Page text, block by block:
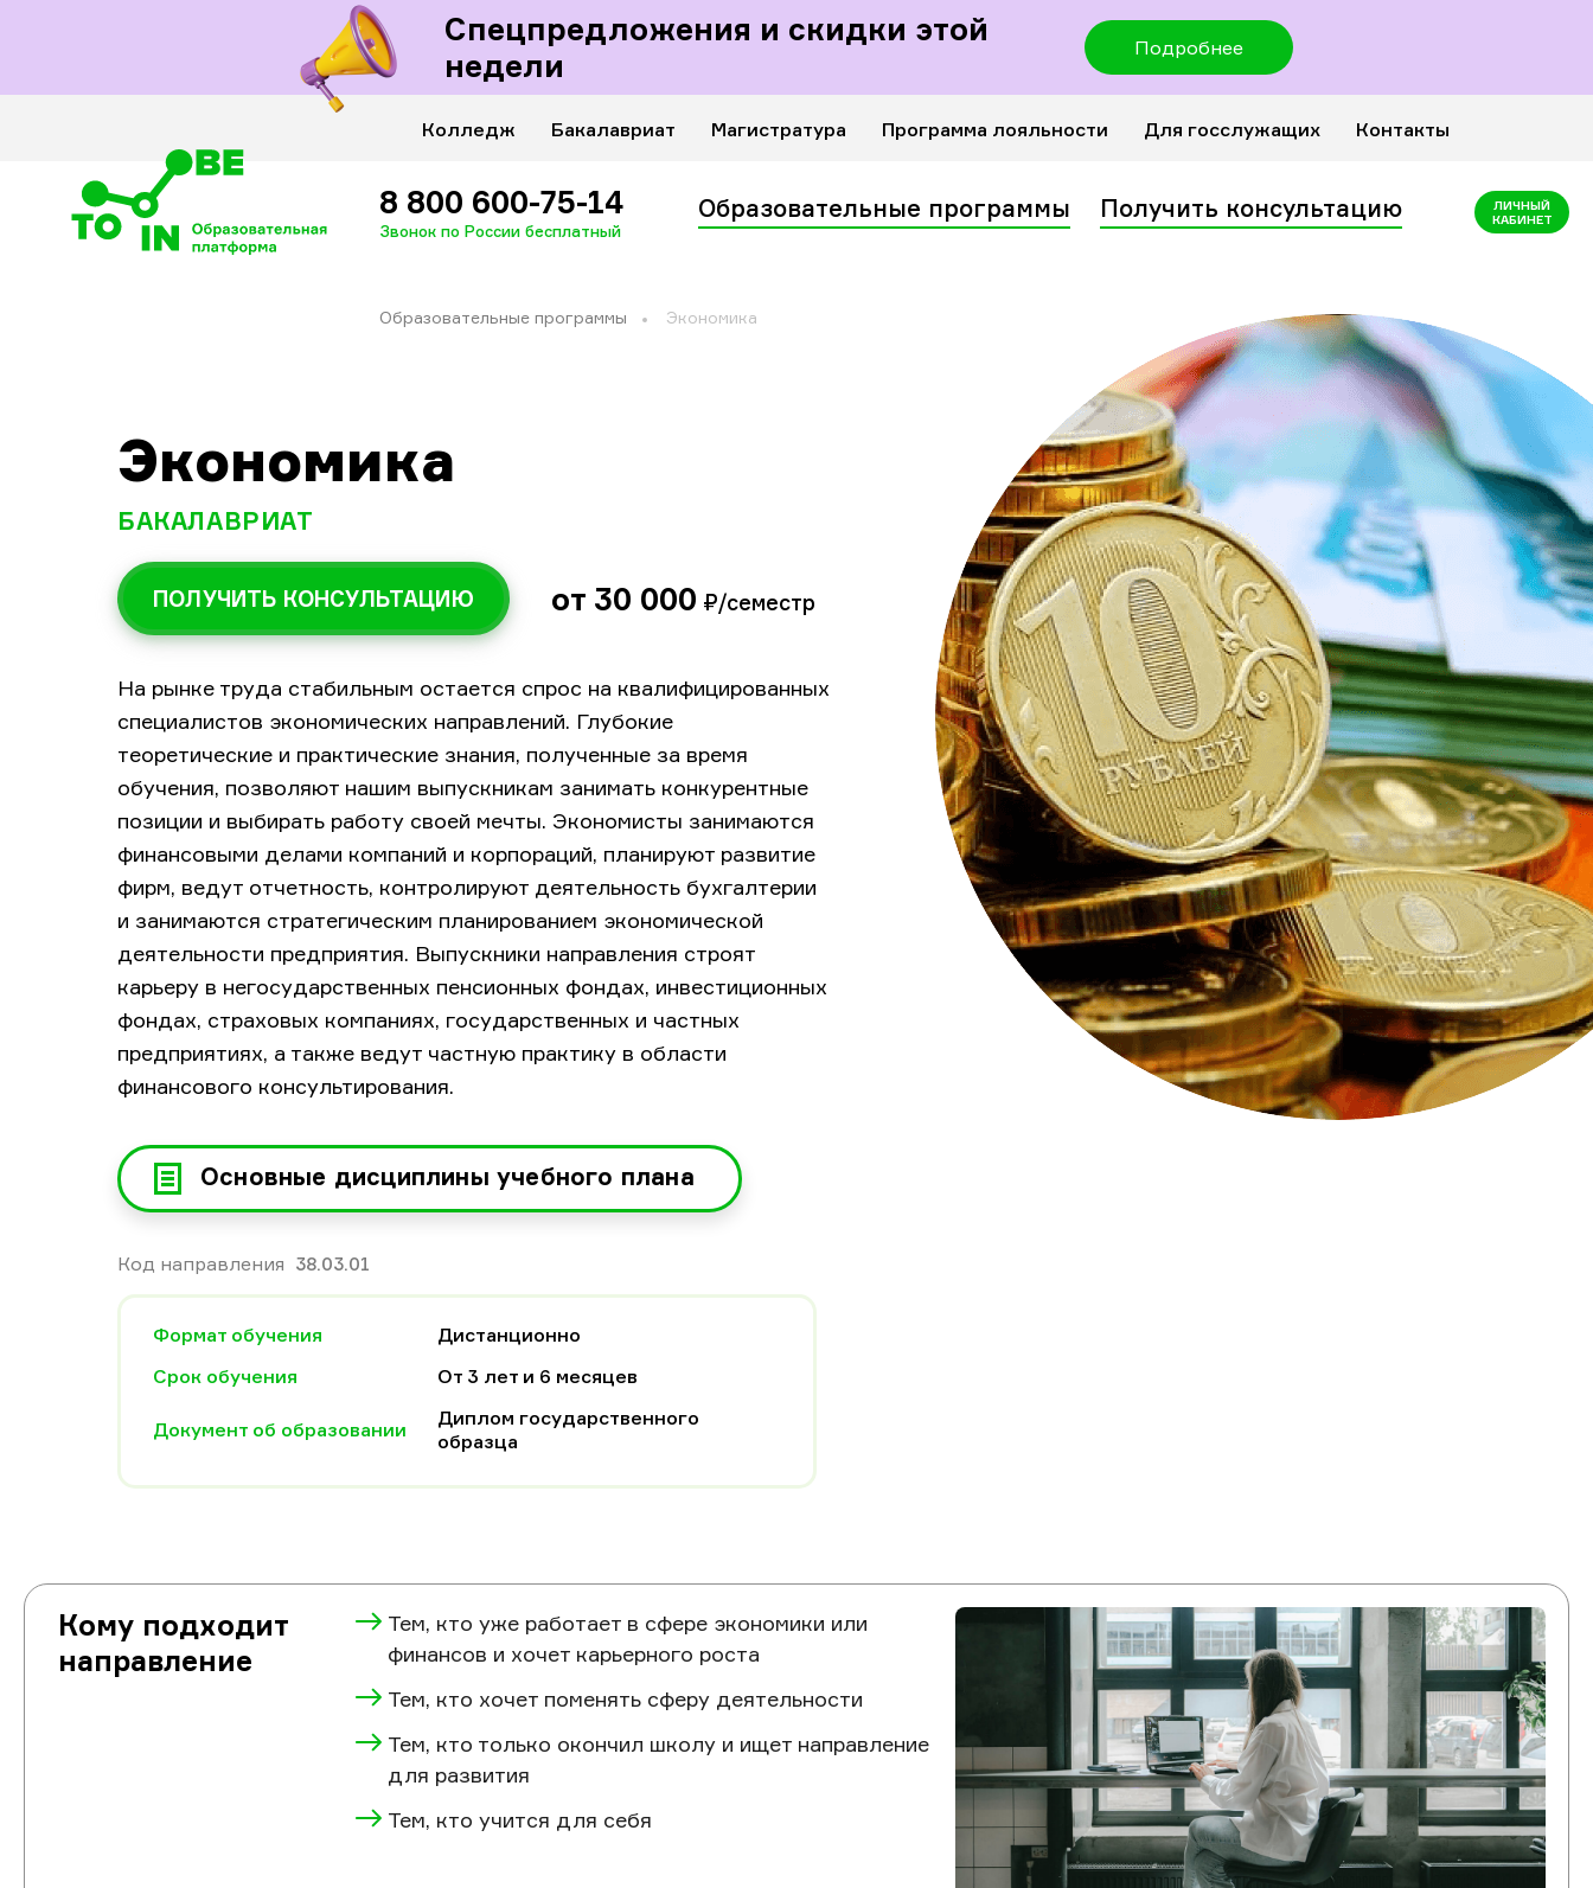
Спецпредложения и скидки этой
недели
Подробнее
Колледж Бакалавриат Магистратура Программа лояльности Для госслужащих Контакты
8 800 600-75-14
Звонок по России бесплатный
Образовательные программы Получить консультацию
ЛИЧНЫЙ
КАБИНЕТ
Для госслужащих
Личный кабинет
Образовательные программы Экономика
Экономика
БАКАЛАВРИАТ
ПОЛУЧИТЬ КОНСУЛЬТАЦИЮ от 30 000 ₽/семестр
На рынке труда стабильным остается спрос на квалифицированных
специалистов экономических направлений. Глубокие
теоретические и практические знания, полученные за время
обучения, позволяют нашим выпускникам занимать конкурентные
позиции и выбирать работу своей мечты. Экономисты занимаются
финансовыми делами компаний и корпораций, планируют развитие
фирм, ведут отчетность, контролируют деятельность бухгалтерии
и занимаются стратегическим планированием экономической
деятельности предприятия. Выпускники направления строят
карьеру в негосударственных пенсионных фондах, инвестиционных
фондах, страховых компаниях, государственных и частных
предприятиях, а также ведут частную практику в области
финансового консультирования.
Основные дисциплины учебного плана
Код направления 38.03.01
Формат обучения
Дистанционно
Срок обучения
От 3 лет и 6 месяцев
Документ об образовании
Диплом государственного
образца
Кому подходит
направление
Тем, кто уже работает в сфере экономики или
финансов и хочет карьерного роста
Тем, кто хочет поменять сферу деятельности
Тем, кто только окончил школу и ищет направление
для развития
Тем, кто учится для себя